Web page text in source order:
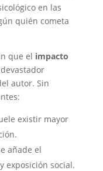
en las
quién cometa
que el impacto
autor. Sin
existir mayor
añade el
exposición social.